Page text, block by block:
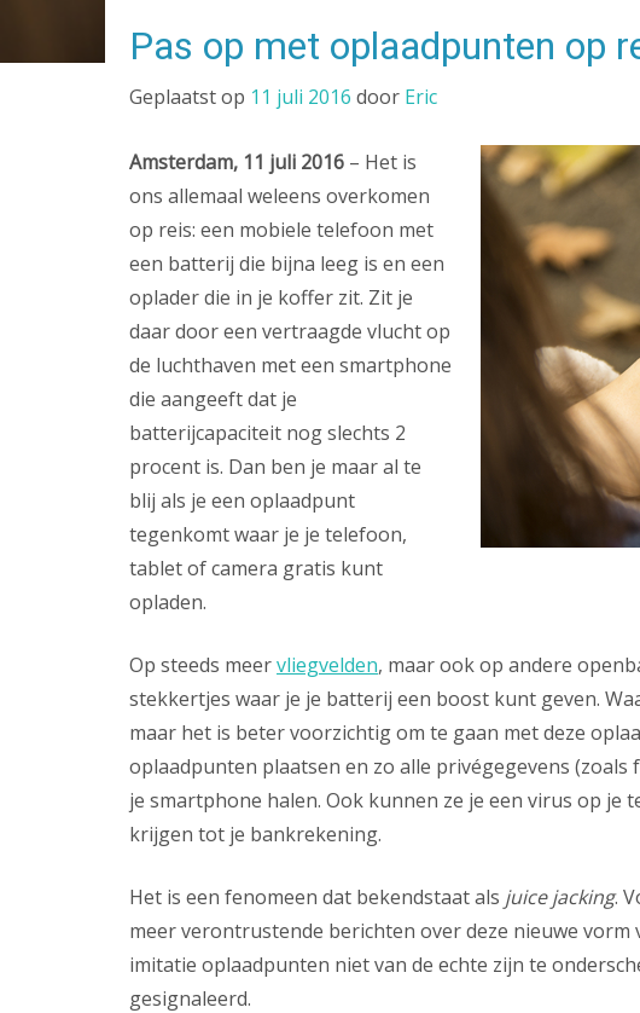
Pas op met oplaadpunten op
Geplaatst op 11 juli 2016 door Eric
Amsterdam, 11 juli 2016 – Het is
ons allemaal weleens overkomen
op reis: een mobiele telefoon met
een batterij die bijna leeg is en een
oplader die in je koffer zit. Zit je
daar door een vertraagde vlucht op
de luchthaven met een smartphone
die aangeeft dat je
batterijcapaciteit nog slechts 2
procent is. Dan ben je maar al te
blij als je een oplaadpunt
tegenkomt waar je je telefoon,
tablet of camera gratis kunt
opladen.
Op steeds meervliegvelden, maar ook op andere
stekkertjes waar je je batterij een boost kunt geven.
maar het is beter voorzichtig om te gaan met deze
oplaadpunten plaatsen en zo alle privégegevens
je smartphone halen. Ook kunnen ze je een virus op
krijgen tot je bankrekening.
Het is een fenomeen dat bekendstaat als juice jacking.
meer verontrustende berichten over deze nieuwe
imitatie oplaadpunten niet van de echte zijn te
gesignaleerd.